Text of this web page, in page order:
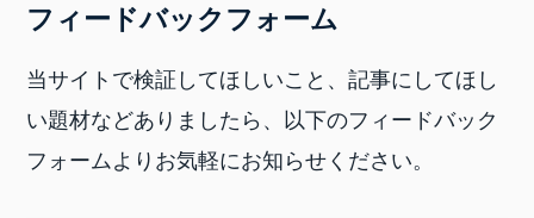
フィードバックフォーム
当サイトで検証してほしいこと、記事にしてほし
い題材などありましたら、以下のフィードバック
フォームよりお気軽にお知らせください。